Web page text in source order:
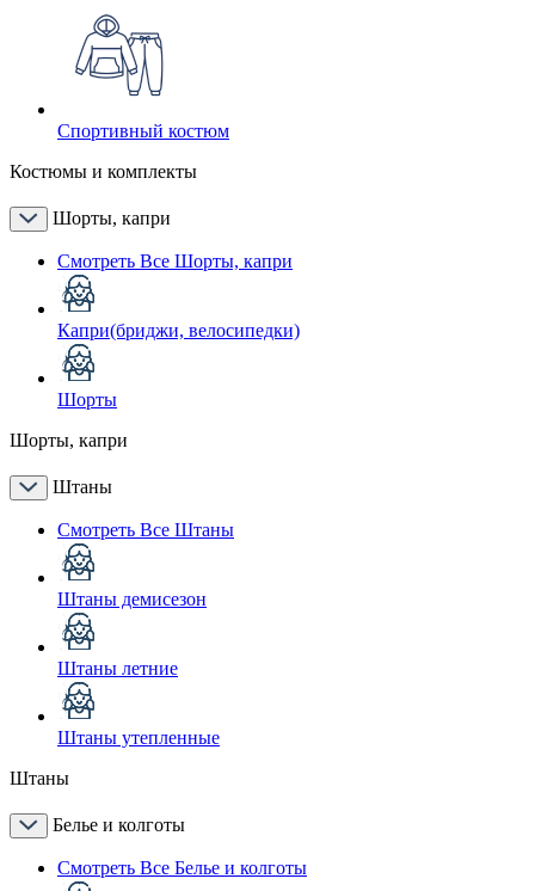
Спортивный костюм
Костюмы и комплекты
Шорты, капри
Смотреть Все Шорты, капри
Капри(бриджи, велосипедки)
Шорты
Шорты, капри
Штаны
Смотреть Все Штаны
Штаны демисезон
Штаны летние
Штаны утепленные
Штаны
Белье и колготы
Смотреть Все Белье и колготы